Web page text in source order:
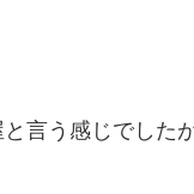
言う感じでした